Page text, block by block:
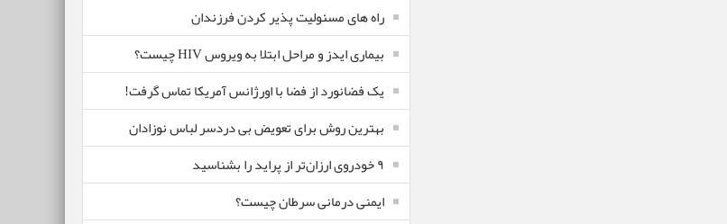
راه های مسئولیت پذیر کردن فرزندان
بیماری ایدز و مراحل ابتلا به ویروس HIV چیست؟
یک فضانورد از فضا با اورژانس آمریکا تماس گرفت!
بهترین روش برای تعویض بی دردسر لباس نوزادان
٩ خودروی ارزان‌تر از پراید را بشناسید
ایمنی درمانی سرطان چیست؟